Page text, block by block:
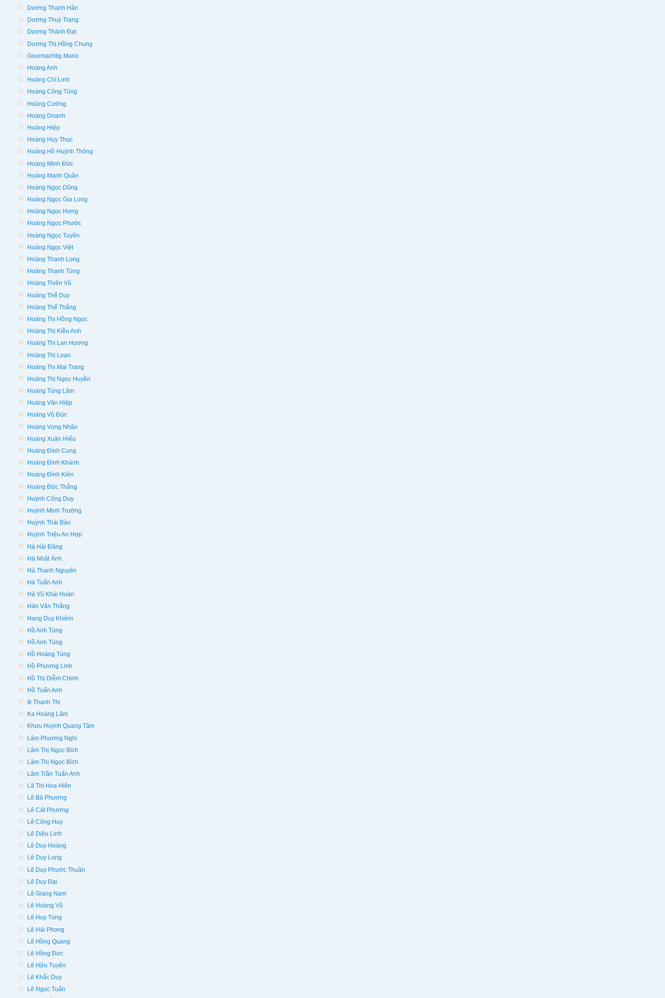
Dương Thanh Hân
Dương Thuỳ Trang
Dương Thành Đạt
Dương Thị Hồng Chung
Goormachtig Mario
Hoàng Anh
Hoàng Chí Linh
Hoàng Công Tùng
Hoàng Cường
Hoàng Doanh
Hoàng Hiệp
Hoàng Huy Thục
Hoàng Hồ Huỳnh Thông
Hoàng Minh Đức
Hoàng Mạnh Quân
Hoàng Ngọc Dũng
Hoàng Ngọc Gia Long
Hoàng Ngọc Hưng
Hoàng Ngọc Phước
Hoàng Ngọc Tuyên
Hoàng Ngọc Việt
Hoàng Thanh Long
Hoàng Thanh Tùng
Hoàng Thiên Vũ
Hoàng Thế Duy
Hoàng Thế Thắng
Hoàng Thị Hồng Ngọc
Hoàng Thị Kiều Anh
Hoàng Thị Lan Hương
Hoàng Thị Loan
Hoàng Thị Mai Trang
Hoàng Thị Ngọc Huyền
Hoàng Tùng Lâm
Hoàng Văn Hiệp
Hoàng Vũ Đức
Hoàng Vọng Nhân
Hoàng Xuân Hiếu
Hoàng Đình Cung
Hoàng Đình Khánh
Hoàng Đình Kiên
Hoàng Đức Thắng
Huỳnh Công Duy
Huỳnh Minh Trường
Huỳnh Thái Bảo
Huỳnh Triệu An Hợp
Hà Hải Đăng
Hà Nhật Ánh
Hà Thanh Nguyên
Hà Tuấn Anh
Hà Vũ Khải Hoàn
Hàn Văn Thắng
Hạng Duy Khiêm
Hồ Anh Tùng
Hồ Anh Tùng
Hồ Hoàng Tùng
Hồ Phương Linh
Hồ Thị Diễm Chinh
Hồ Tuấn Anh
Ili Thanh Thi
Ka Hoàng Lâm
Khưu Huỳnh Quang Tâm
Lâm Phương Nghi
Lâm Thị Ngọc Bích
Lâm Thị Ngọc Bích
Lâm Trần Tuấn Anh
Lã Thị Hoa Hiên
Lê Bá Phương
Lê Cát Phương
Lê Công Huy
Lê Diệu Linh
Lê Duy Hoàng
Lê Duy Long
Lê Duy Phước Thuận
Lê Duy Đại
Lê Giang Nam
Lê Hoàng Vũ
Lê Huy Tùng
Lê Hải Phong
Lê Hồng Quang
Lê Hồng Đức
Lê Hữu Tuyên
Lê Khắc Duy
Lê Ngọc Tuấn